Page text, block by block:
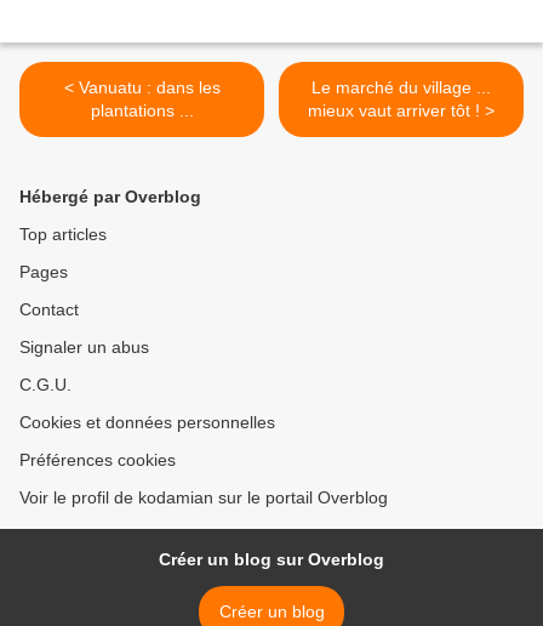
< Vanuatu : dans les
plantations ...
Le marché du village ...
mieux vaut arriver tôt ! >
Hébergé par Overblog
Top articles
Pages
Contact
Signaler un abus
C.G.U.
Cookies et données personnelles
Préférences cookies
Voir le profil de kodamian sur le portail Overblog
Créer un blog sur Overblog
Créer un blog